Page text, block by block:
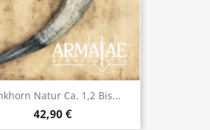
Natur Ca. 1,2 Bis...
42,90 €